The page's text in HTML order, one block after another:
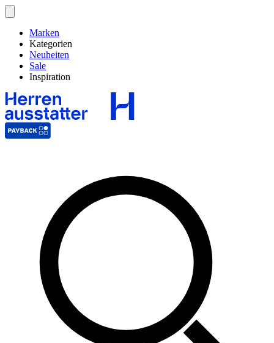
Marken
Kategorien
Neuheiten
Sale
Inspiration